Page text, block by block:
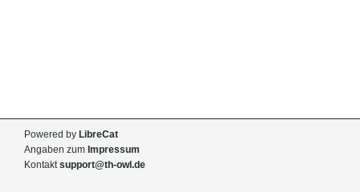
Powered by LibreCat
Angaben zum Impressum
Kontaktsupport@th-owl.de